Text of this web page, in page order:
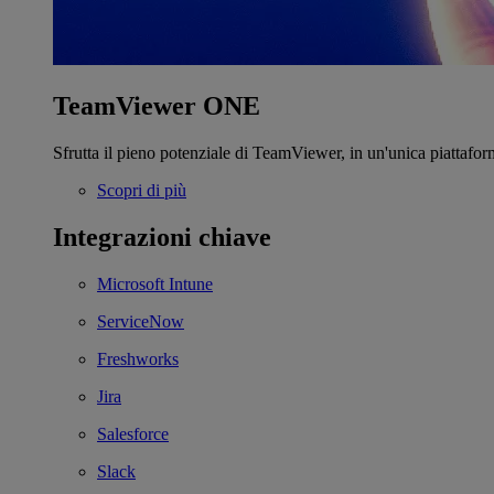
TeamViewer ONE
Sfrutta il pieno potenziale di TeamViewer, in un'unica
Scopri di più
Integrazioni chiave
Microsoft Intune
ServiceNow
Freshworks
Jira
Salesforce
Slack